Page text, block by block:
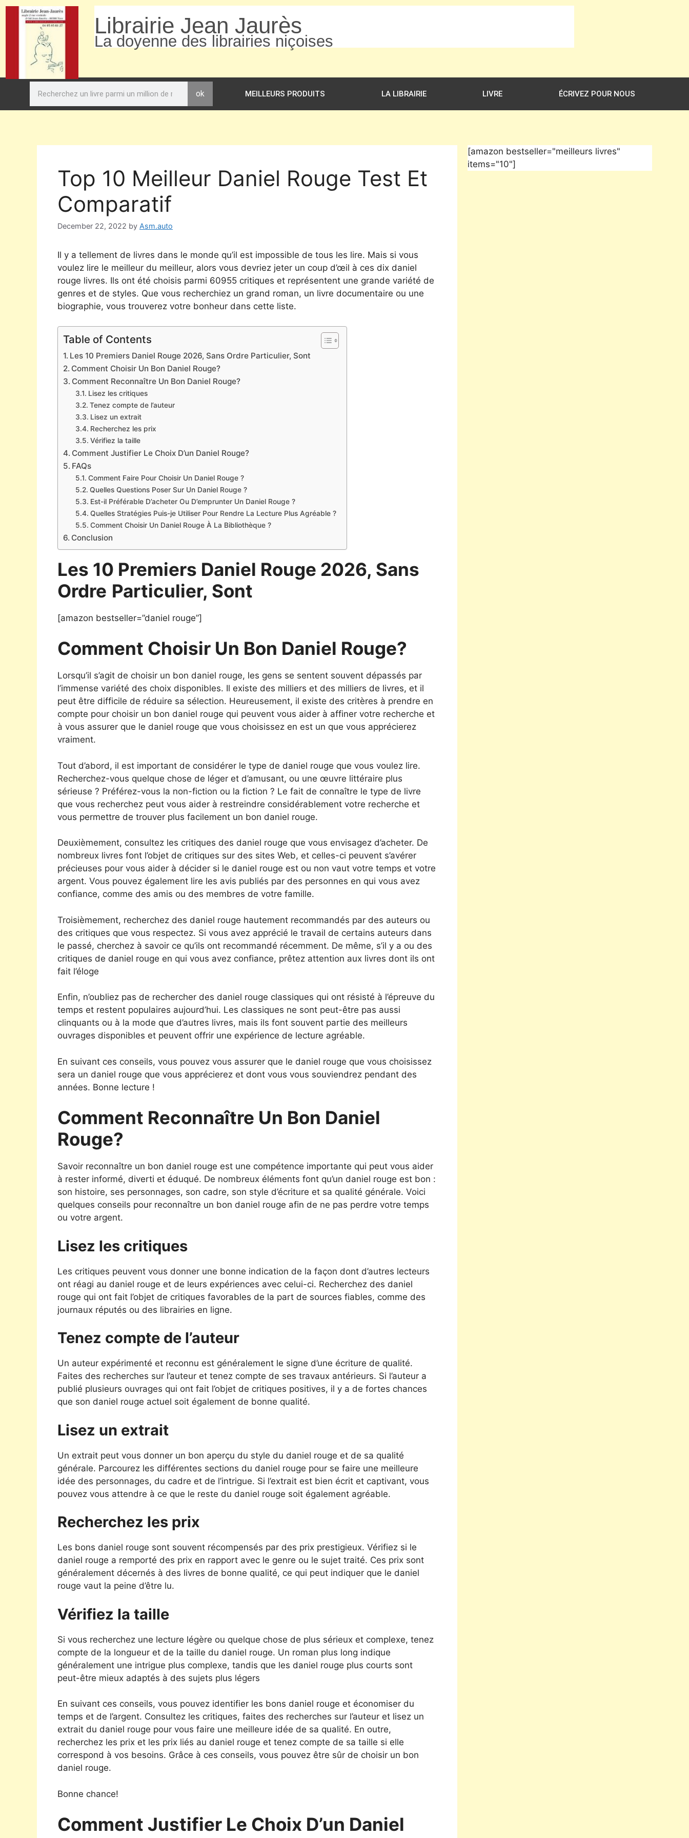
Librairie Jean Jaurès
La doyenne des librairies niçoises
ok MEILLEURS PRODUITS LA LIBRAIRIE LIVRE ÉCRIVEZ POUR NOUS
Top 10 Meilleur Daniel Rouge Test Et
Comparatif
December 22, 2022 by Asm.auto
Il y a tellement de livres dans le monde qu’il est impossible de tous les lire. Mais si vous
voulez lire le meilleur du meilleur, alors vous devriez jeter un coup d’œil à ces dix daniel
rouge livres. Ils ont été choisis parmi 60955 critiques et représentent une grande variété de
genres et de styles. Que vous recherchiez un grand roman, un livre documentaire ou une
biographie, vous trouverez votre bonheur dans cette liste.
Table of Contents
Les 10 Premiers Daniel Rouge 2026, Sans Ordre Particulier, Sont
Comment Choisir Un Bon Daniel Rouge?
Comment Reconnaître Un Bon Daniel Rouge?
Lisez les critiques
Tenez compte de l’auteur
Lisez un extrait
Recherchez les prix
Vérifiez la taille
Comment Justifier Le Choix D’un Daniel Rouge?
FAQs
Comment Faire Pour Choisir Un Daniel Rouge ?
Quelles Questions Poser Sur Un Daniel Rouge ?
Est-il Préférable D’acheter Ou D’emprunter Un Daniel Rouge ?
Quelles Stratégies Puis-je Utiliser Pour Rendre La Lecture Plus Agréable ?
Comment Choisir Un Daniel Rouge À La Bibliothèque ?
Conclusion
Les 10 Premiers Daniel Rouge 2026, Sans
Ordre Particulier, Sont
[amazon bestseller=”daniel rouge”]
Comment Choisir Un Bon Daniel Rouge?
Lorsqu’il s’agit de choisir un bon daniel rouge, les gens se sentent souvent dépassés par
l’immense variété des choix disponibles. Il existe des milliers et des milliers de livres, et il
peut être difficile de réduire sa sélection. Heureusement, il existe des critères à prendre en
compte pour choisir un bon daniel rouge qui peuvent vous aider à affiner votre recherche et
à vous assurer que le daniel rouge que vous choisissez en est un que vous apprécierez
vraiment.
Tout d’abord, il est important de considérer le type de daniel rouge que vous voulez lire.
Recherchez-vous quelque chose de léger et d’amusant, ou une œuvre littéraire plus
sérieuse ? Préférez-vous la non-fiction ou la fiction ? Le fait de connaître le type de livre
que vous recherchez peut vous aider à restreindre considérablement votre recherche et
vous permettre de trouver plus facilement un bon daniel rouge.
Deuxièmement, consultez les critiques des daniel rouge que vous envisagez d’acheter. De
nombreux livres font l’objet de critiques sur des sites Web, et celles-ci peuvent s’avérer
précieuses pour vous aider à décider si le daniel rouge est ou non vaut votre temps et votre
argent. Vous pouvez également lire les avis publiés par des personnes en qui vous avez
confiance, comme des amis ou des membres de votre famille.
Troisièmement, recherchez des daniel rouge hautement recommandés par des auteurs ou
des critiques que vous respectez. Si vous avez apprécié le travail de certains auteurs dans
le passé, cherchez à savoir ce qu’ils ont recommandé récemment. De même, s’il y a ou des
critiques de daniel rouge en qui vous avez confiance, prêtez attention aux livres dont ils ont
fait l’éloge
Enfin, n’oubliez pas de rechercher des daniel rouge classiques qui ont résisté à l’épreuve du
temps et restent populaires aujourd’hui. Les classiques ne sont peut-être pas aussi
clinquants ou à la mode que d’autres livres, mais ils font souvent partie des meilleurs
ouvrages disponibles et peuvent offrir une expérience de lecture agréable.
En suivant ces conseils, vous pouvez vous assurer que le daniel rouge que vous choisissez
sera un daniel rouge que vous apprécierez et dont vous vous souviendrez pendant des
années. Bonne lecture !
Comment Reconnaître Un Bon Daniel
Rouge?
Savoir reconnaître un bon daniel rouge est une compétence importante qui peut vous aider
à rester informé, diverti et éduqué. De nombreux éléments font qu’un daniel rouge est bon :
son histoire, ses personnages, son cadre, son style d’écriture et sa qualité générale. Voici
quelques conseils pour reconnaître un bon daniel rouge afin de ne pas perdre votre temps
ou votre argent.
Lisez les critiques
Les critiques peuvent vous donner une bonne indication de la façon dont d’autres lecteurs
ont réagi au daniel rouge et de leurs expériences avec celui-ci. Recherchez des daniel
rouge qui ont fait l’objet de critiques favorables de la part de sources fiables, comme des
journaux réputés ou des librairies en ligne.
Tenez compte de l’auteur
Un auteur expérimenté et reconnu est généralement le signe d’une écriture de qualité.
Faites des recherches sur l’auteur et tenez compte de ses travaux antérieurs. Si l’auteur a
publié plusieurs ouvrages qui ont fait l’objet de critiques positives, il y a de fortes chances
que son daniel rouge actuel soit également de bonne qualité.
Lisez un extrait
Un extrait peut vous donner un bon aperçu du style du daniel rouge et de sa qualité
générale. Parcourez les différentes sections du daniel rouge pour se faire une meilleure
idée des personnages, du cadre et de l’intrigue. Si l’extrait est bien écrit et captivant, vous
pouvez vous attendre à ce que le reste du daniel rouge soit également agréable.
Recherchez les prix
Les bons daniel rouge sont souvent récompensés par des prix prestigieux. Vérifiez si le
daniel rouge a remporté des prix en rapport avec le genre ou le sujet traité. Ces prix sont
généralement décernés à des livres de bonne qualité, ce qui peut indiquer que le daniel
rouge vaut la peine d’être lu.
Vérifiez la taille
Si vous recherchez une lecture légère ou quelque chose de plus sérieux et complexe, tenez
compte de la longueur et de la taille du daniel rouge. Un roman plus long indique
généralement une intrigue plus complexe, tandis que les daniel rouge plus courts sont
peut-être mieux adaptés à des sujets plus légers
En suivant ces conseils, vous pouvez identifier les bons daniel rouge et économiser du
temps et de l’argent. Consultez les critiques, faites des recherches sur l’auteur et lisez un
extrait du daniel rouge pour vous faire une meilleure idée de sa qualité. En outre,
recherchez les prix et les prix liés au daniel rouge et tenez compte de sa taille si elle
correspond à vos besoins. Grâce à ces conseils, vous pouvez être sûr de choisir un bon
daniel rouge.
Bonne chance!
Comment Justifier Le Choix D’un Daniel
[amazon bestseller="meilleurs livres"
items="10"]